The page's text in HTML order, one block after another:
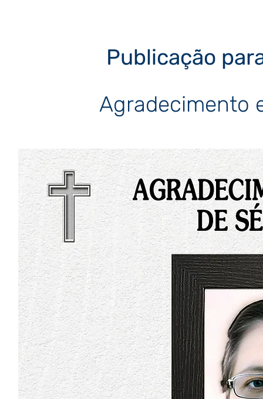
Publicação
Agradecimento